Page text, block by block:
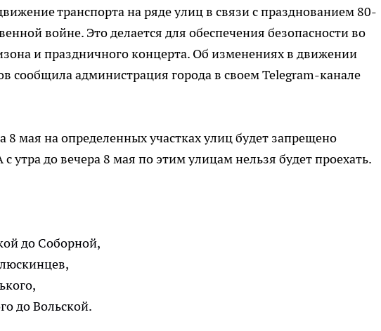
транспорта на ряде улиц в связи с празднованием 80-
войне. Это делается для обеспечения безопасности во
и праздничного концерта. Об изменениях в движении
сообщила администрация города в своем Telegram-канале
8 мая на определенных участках улиц будет запрещено
с утра до вечера 8 мая по этим улицам нельзя будет проехать.
до Соборной,
до Вольской.